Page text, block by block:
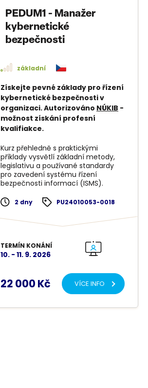
PEDUM1 - Manažer
kybernetické
bezpečnosti
základní
Získejte pevné základy pro řízení
kybernetické bezpečnosti v
organizaci. Autorizováno NÚKIB -
možnost získání profesní
kvalifiakce.
Kurz přehledně s praktickými
příklady vysvětlí základní metody,
legislativu a používané standardy
pro zavedení systému řízení
bezpečnosti informací (ISMS).
2 dny PU24010053-0018
TERMÍN KONÁNÍ
10. - 11. 9. 2026
22 000 Kč VÍCE INFO